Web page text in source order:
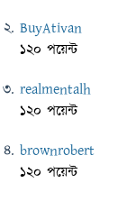
BuyAtivan
120 পয়েন্ট
realmentalh
120 পয়েন্ট
brownrobert
120 পয়েন্ট